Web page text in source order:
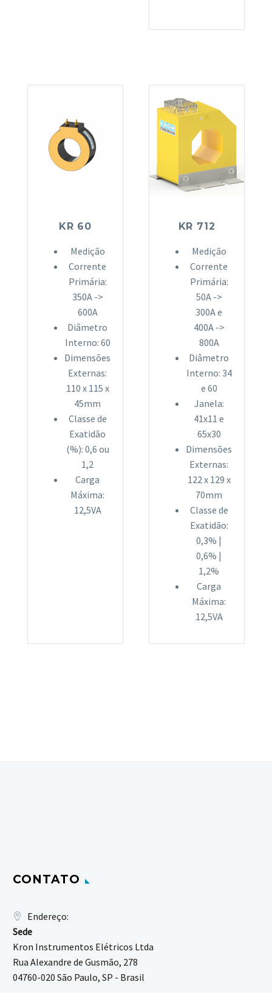
KR 60
Medição
Corrente
Primária:
350A ->
600A
Diâmetro
Interno: 60
Dimensões
Externas:
110 x 115 x
45mm
Classe de
Exatidão
(%): 0,6 ou
1,2
Carga
Máxima:
12,5VA
KR 712
Medição
Corrente
Primária:
50A ->
300A e
400A ->
800A
Diâmetro
Interno: 34
e 60
Janela:
41x11 e
65x30
Dimensões
Externas:
122 x 129 x
70mm
Classe de
Exatidão:
0,3% |
0,6% |
1,2%
Carga
Máxima:
12,5VA
CONTATO
Endereço:
Sede
Kron Instrumentos Elétricos Ltda
Rua Alexandre de Gusmão, 278
04760-020 São Paulo, SP - Brasil